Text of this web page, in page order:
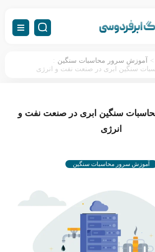
> آموزش سرور محاسبات سنگین :
سنگین ابری در صنعت نفت و انرژی
سنگین ابری در صنعت نفت و
انرژی
آموزش سرور محاسبات سنگین